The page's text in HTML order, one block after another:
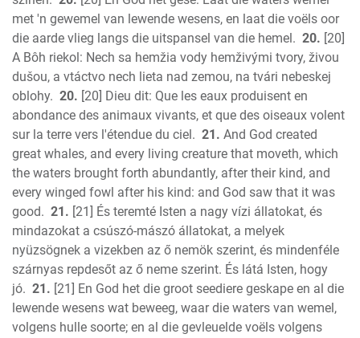
met 'n gewemel van lewende wesens, en laat die voëls oor
die aarde vlieg langs die uitspansel van die hemel. 20. [20]
A Bôh riekol: Nech sa hemžia vody hemživými tvory, živou
dušou, a vtáctvo nech lieta nad zemou, na tvári nebeskej
oblohy. 20. [20] Dieu dit: Que les eaux produisent en
abondance des animaux vivants, et que des oiseaux volent
sur la terre vers l'étendue du ciel. 21. And God created
great whales, and every living creature that moveth, which
the waters brought forth abundantly, after their kind, and
every winged fowl after his kind: and God saw that it was
good. 21. [21] És teremté Isten a nagy vízi állatokat, és
mindazokat a csúszó-mászó állatokat, a melyek
nyüzsögnek a vizekben az ő nemök szerint, és mindenféle
szárnyas repdesőt az ő neme szerint. És látá Isten, hogy
jó. 21. [21] En God het die groot seediere geskape en al die
lewende wesens wat beweeg, waar die waters van wemel,
volgens hulle soorte; en al die gevleuelde voëls volgens